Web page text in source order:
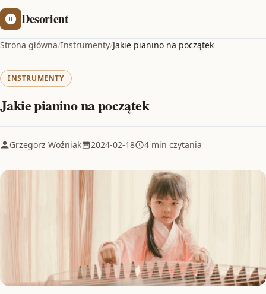
Desorient
Strona główna/Instrumenty/Jakie pianino na początek
INSTRUMENTY
Jakie pianino na początek
Grzegorz Woźniak 2024-02-18 4 min czytania